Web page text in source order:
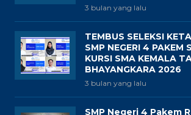
3 bulan yang lalu
TEMBUS SELEKSI
SMP NEGERI 4 PAKEM
KURSI SMA KEMALA
BHAYANGKARA 2026
3 bulan yang lalu
SMP Negeri 4 Pakem